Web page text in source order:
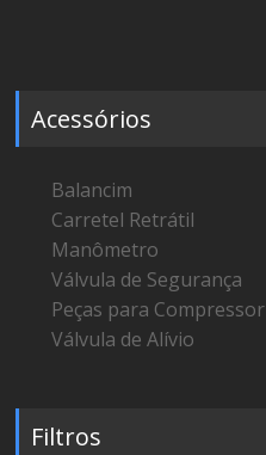
Acessórios
Balancim
Carretel Retrátil
Manômetro
Válvula de Segurança
Peças para Compressor
Válvula de Alívio
Filtros